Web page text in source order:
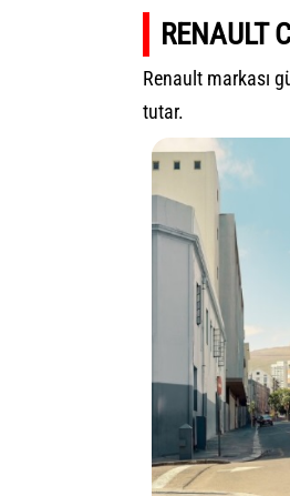
RENAULT
Renault markası
tutar.